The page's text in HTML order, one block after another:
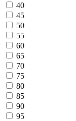
40
45
50
55
60
65
70
75
80
85
90
95